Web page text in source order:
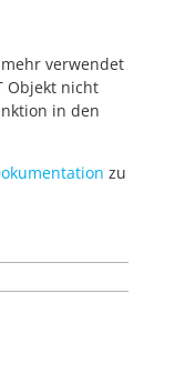
verwendet
Objekt nicht
in den
zu